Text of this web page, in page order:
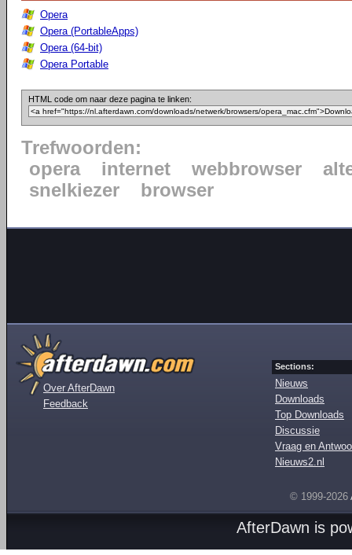
Opera
Opera (PortableApps)
Opera (64-bit)
Opera Portable
HTML code om naar deze pagina te linken:
Trefwoorden:
opera
internet webbrowser
snelkiezer
browser
Over AfterDawn
Feedback
Sections:
Nieuws
Downloads
Top Downloads
Discussie
Vraag en
Nieuws2.nl
© 1999-2026
AfterDawn is